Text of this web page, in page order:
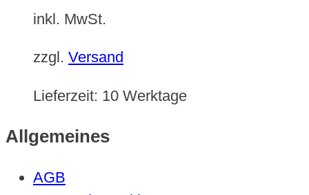
inkl. MwSt.
zzgl. Versand
Lieferzeit: 10 Werktage
Allgemeines
AGB